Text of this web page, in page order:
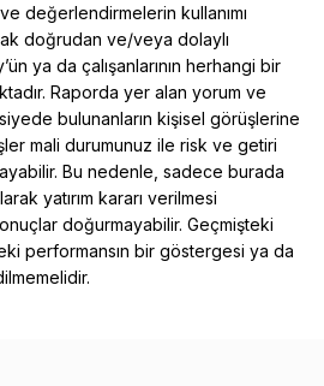
değerlendirmelerin kullanımı
doğrudan ve/veya dolaylı
ya da çalışanlarının herhangi bir
Raporda yer alan yorum ve
bulunanların kişisel görüşlerine
mali durumunuz ile risk ve getiri
Bu nedenle, sadece burada
yatırım kararı verilmesi
doğurmayabilir. Geçmişteki
performansın bir göstergesi ya da